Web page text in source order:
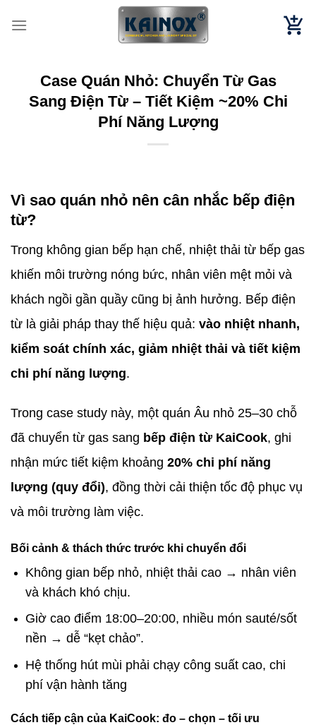
đến
Case Quán Nhỏ: Chuyển Từ Gas
Sang Điện Từ – Tiết Kiệm ~20% Chi
Phí Năng Lượng
Vì sao quán nhỏ nên cân nhắc bếp điện
từ?
Trong không gian bếp hạn chế, nhiệt thải từ bếp gas
khiến môi trường nóng bức, nhân viên mệt mỏi và
khách ngồi gần quầy cũng bị ảnh hưởng. Bếp điện
từ là giải pháp thay thế hiệu quả: vào nhiệt nhanh,
kiểm soát chính xác, giảm nhiệt thải và tiết kiệm
chi phí năng lượng.
Trong case study này, một quán Âu nhỏ 25–30 chỗ
đã chuyển từ gas sang bếp điện từ KaiCook, ghi
nhận mức tiết kiệm khoảng 20% chi phí năng
lượng (quy đổi), đồng thời cải thiện tốc độ phục vụ
và môi trường làm việc.
Bối cảnh & thách thức trước khi chuyển đổi
Không gian bếp nhỏ, nhiệt thải cao → nhân viên
và khách khó chịu.
Giờ cao điểm 18:00–20:00, nhiều món sauté/sốt
nền → dễ “kẹt chảo”.
Hệ thống hút mùi phải chạy công suất cao, chi
phí vận hành tăng
Cách tiếp cận của KaiCook: đo – chọn – tối ưu